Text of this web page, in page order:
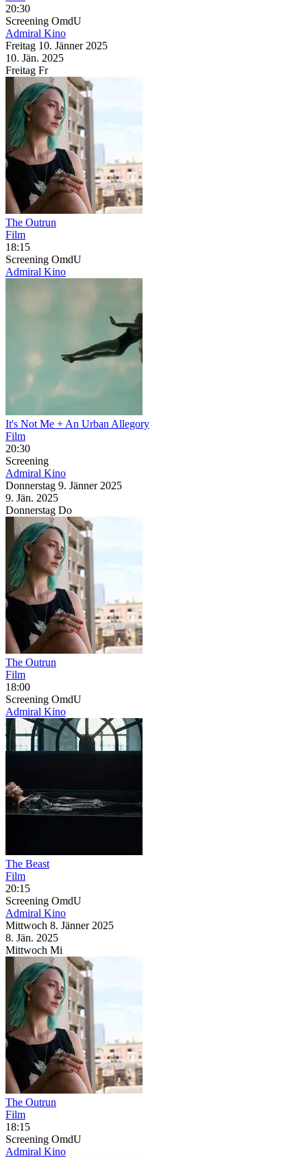
20:30
Screening OmdU
Admiral Kino
Freitag 10. Jänner 2025
10. Jän. 2025
Freitag Fr
The Outrun
Film
18:15
Screening OmdU
Admiral Kino
It's Not Me + An Urban Allegory
Film
20:30
Screening
Admiral Kino
Donnerstag 9. Jänner 2025
9. Jän. 2025
Donnerstag Do
The Outrun
Film
18:00
Screening OmdU
Admiral Kino
The Beast
Film
20:15
Screening OmdU
Admiral Kino
Mittwoch 8. Jänner 2025
8. Jän. 2025
Mittwoch Mi
The Outrun
Film
18:15
Screening OmdU
Admiral Kino